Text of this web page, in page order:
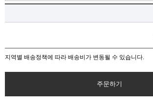
지역별 배송정책에 따라 배송비가 변동될 수 있습니다.
주문하기